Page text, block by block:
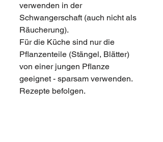
verwenden in der
Schwangerschaft (auch nicht als
Räucherung).
Für die Küche sind nur die
Pflanzenteile (Stängel, Blätter)
von einer jungen Pflanze
geeignet - sparsam verwenden.
Rezepte befolgen.